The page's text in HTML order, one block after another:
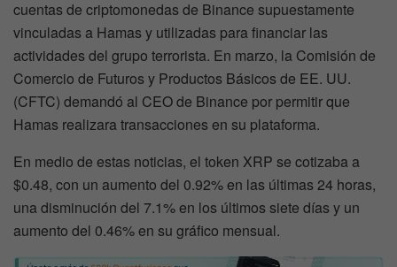
cuentas de criptomonedas de Binance supuestamente
vinculadas a Hamas y utilizadas para financiar las
actividades del grupo terrorista. En marzo, la Comisión de
Comercio de Futuros y Productos Básicos de EE. UU.
(CFTC) demandó al CEO de Binance por permitir que
Hamas realizara transacciones en su plataforma.
En medio de estas noticias, el token XRP se cotizaba a
$0.48, con un aumento del 0.92% en las últimas 24 horas,
una disminución del 7.1% en los últimos siete días y un
aumento del 0.46% en su gráfico mensual.